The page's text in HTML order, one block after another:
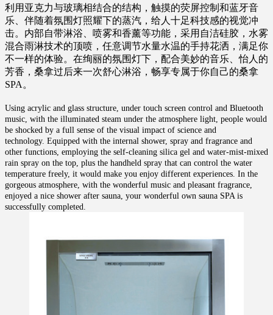
利用亚克力与玻璃相结合的结构，触摸的荧屏控制和蓝牙音
乐、伴随着氛围灯照耀下的蒸汽，给人十足科技感的视觉冲
击。内部自带淋浴、喷雾和香薰等功能，采用自洁硅胶，水雾
混合雨淋技术的顶喷，任意调节水量水温的手持花洒，满足你
不一样的体验。在绚丽的氛围灯下，配合美妙的音乐、怡人的
芳香，桑拿过后来一次舒心淋浴，畅享专属于你自己的桑拿
SPA。
Using acrylic and glass structure, under touch screen control and Bluetooth
music, with the illuminated steam under the atmosphere light, people would
be shocked by a full sense of the visual impact of science and
technology. Equipped with the internal shower, spray and fragrance and
other functions, employing the self-cleaning silica gel and water-mist-mixed
rain spray on the top, plus the handheld spray that can control the water
temperature freely, it would make you enjoy different experiences. In the
gorgeous atmosphere, with the wonderful music and pleasant fragrance,
enjoyed a nice shower after sauna, your wonderful own sauna SPA is
successfully completed.